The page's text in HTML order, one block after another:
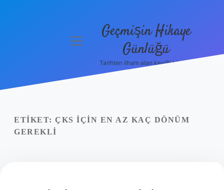
Yasal Uyarı
menüyü
Geçmişin Hikaye
Günlüğü
Tarihten ilham alan keyifli bilgiler!
ETIKET: ÇKS IÇIN EN AZ KAÇ DÖNÜM
GEREKLI